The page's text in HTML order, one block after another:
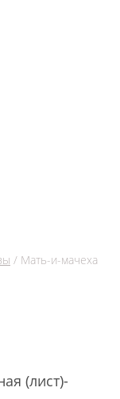
/ Мать-и-мачеха
(лист)-